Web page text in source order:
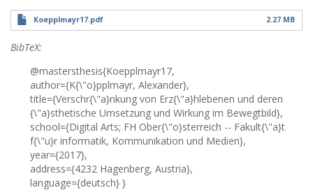
Koepplmayr17.pdf 2.27 MB
BibTeX:
@mastersthesis{Koepplmayr17,
author={K{\"o}pplmayr, Alexander},
title={Verschr{\"a}nkung von Erz{\"a}hlebenen und deren
{\"a}sthetische Umsetzung und Wirkung im Bewegtbild},
school={Digital Arts; FH Ober{\"o}sterreich -- Fakult{\"a}t
f{\"u}r informatik, Kommunikation und Medien},
year={2017},
address={4232 Hagenberg, Austria},
language={deutsch} }